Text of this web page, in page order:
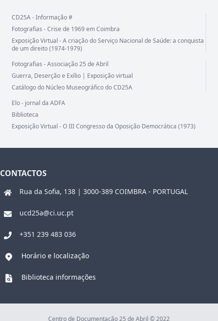
CD25A - Informação #
Fotografias - Crise de 1969 em Coimbra
Exposição Virtual - A criação do Serviço Nacional de Saúde: a conquista
de um direito (1974-1979)
Fotografias - Associação 25 de Abril
Guerra, Deserção e Exílio | Exposição virtual
Catálogo do Núcleo Museográfico do CD25A
Elo - jornal da ADFA
Biblioteca
Exposição Virtual - O III Congresso da Oposição Democrática (1973)
CONTACTOS
Rua da Sofia, 138 | 3000-389 COIMBRA - PORTUGAL
ucd25a@ci.uc.pt
+351 239 483 036
Horário e localização
Biblioteca informações
Centro de Documentação 25 de Abril © 2022